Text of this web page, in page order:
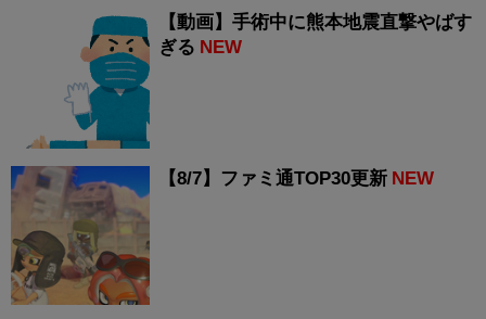
【動画】手術中に熊本地震直撃やばす
ぎる NEW
【8/7】ファミ通TOP30更新 NEW